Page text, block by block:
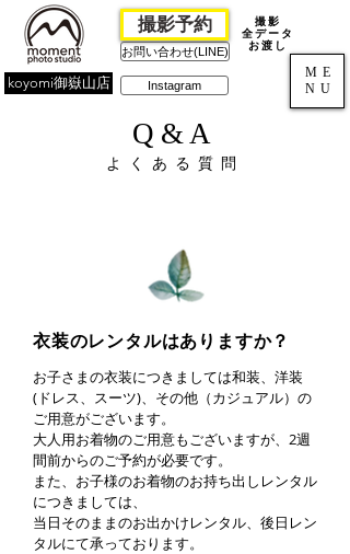
ME
NU
koyomi御嶽山店
撮影予約
お問い合わせ(LINE)
Instagram
撮影
全データ
お渡し
Q&A
よくある質問
衣装のレンタルはありますか？
お子さまの衣装につきましては和装、洋装
(ドレス、スーツ)、その他（カジュアル）の
ご用意がございます。
大人用お着物のご用意もございますが、2週
間前からのご予約が必要です。
また、お子様のお着物のお持ち出しレンタル
につきましては、
当日そのままのお出かけレンタル、後日レン
タルにて承っております。​​